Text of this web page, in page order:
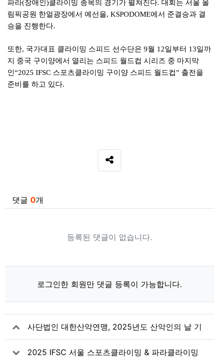
파라(장애인)클라이밍 종목의 경기가 펼쳐진다. 대회는 서울 올
림픽공원 한얼광장에서 예선을, KSPODOME에서 준결승과 결
승을 진행한다.
또한, 국가대표 클라이밍 스피드 선수단은 9월 12일부터 13일까
지 중국 구이양에서 열리는 스피드 월드컵 시리즈 중 마지막
인“2025 IFSC 스포츠클라이밍 구이양 스피드 월드컵” 출전을
준비를 하고 있다.
SNS 공유
댓글 0개
등록된 댓글이 없습니다.
로그인한 회원만 댓글 등록이 가능합니다.
사단법인 대한산악연맹, 2025년도 산악인의 날 기
념식 및 제24회 대한민국 산악상 시상식 개최
2025 IFSC 서울 스포츠클라이밍 & 파라클라이밍